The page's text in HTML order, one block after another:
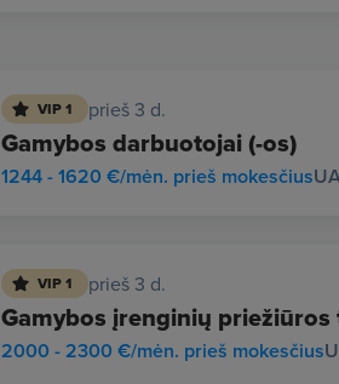
VIP 1 prieš 3 d.
Gamybos darbuotojai (-os)
1244 - 1620 €/mėn. prieš mokesčius
VIP 1 prieš 3 d.
Gamybos įrenginių
2000 - 2300 €/mėn. prieš mokesčius